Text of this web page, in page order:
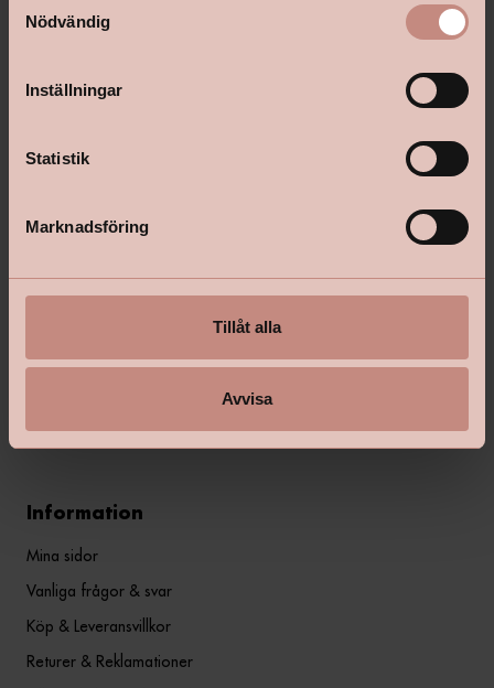
Nödvändig
Inställningar
Statistik
Marknadsföring
Tillåt alla
Avvisa
Följ oss:
Happy Homes är Sveriges äldsta frivilliga färghandelskedja med
handlare har en bred kunskap efter många år i butik, ibland i
flera generationer. Happy Homes har funnits i sin nuvarande
kostym sedan 2010, men grundades som frivillig
Information
Mina sidor
Vanliga frågor & svar
Köp & Leveransvillkor
Returer & Reklamationer